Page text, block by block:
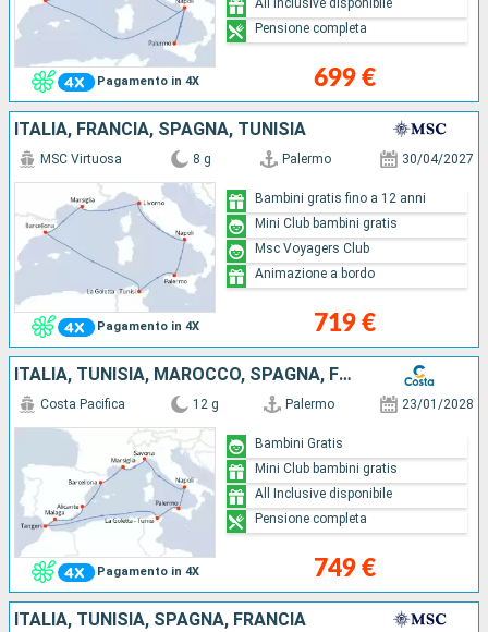
Pagamento in 4X 699 €
All Inclusive disponibile
Pensione completa
ITALIA, FRANCIA, SPAGNA, TUNISIA
Pagamento in 4X
MSC Virtuosa 8 g Palermo 30/04/2027
719 €
Bambini gratis fino a 12 anni
Mini Club bambini gratis
Msc Voyagers Club
Animazione a bordo
ITALIA, TUNISIA, MAROCCO, SPAGNA, FRANCIA
Pagamento in 4X
Costa Pacifica 12 g Palermo 23/01/2028
749 €
Bambini Gratis
Mini Club bambini gratis
All Inclusive disponibile
Pensione completa
ITALIA, TUNISIA, SPAGNA, FRANCIA